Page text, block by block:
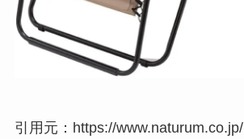
引用元：https://www.naturum.co.jp/